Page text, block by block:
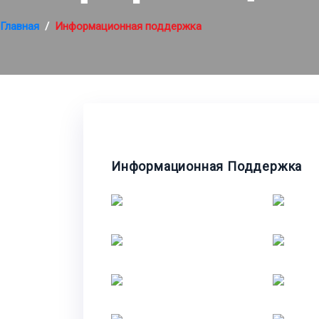
Главная Информационная поддержка
Информационная Поддержка